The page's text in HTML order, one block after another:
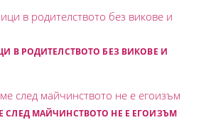
В РОДИТЕЛСТВОТО БЕЗ ВИКОВЕ И
МАЙЧИНСТВОТО НЕ Е ЕГОИЗЪМ